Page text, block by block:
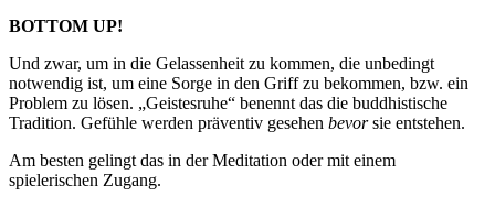
BOTTOM UP!
Und zwar, um in die Gelassenheit zu kommen, die unbedingt
notwendig ist, um eine Sorge in den Griff zu bekommen, bzw. ein
Problem zu lösen. „Geistesruhe“ benennt das die buddhistische
Tradition. Gefühle werden präventiv gesehen bevorsie entstehen.
Am besten gelingt das in der Meditation oder mit einem
spielerischen Zugang.